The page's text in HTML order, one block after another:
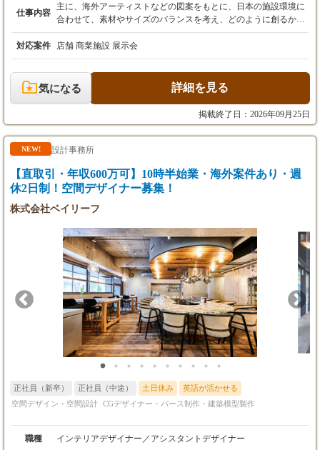
経験を考慮）
アシスタントデザイナー
月給28万円以上＋賞与（能力によりスタート金
額調整）
未経験アシスタント
月給24万円（能力によりスタート金額調整）
※年齢・経験を考慮の上、決定いたします。
※夜間立ち合い時は深夜手当を別途支給いたし
ただきます。その後、社員登用制度あり。
仕事内容
主に、海外アーティストなどの図案をもとに、日本の施設環境に
合わせて、素材やサイズのバランスを考え、どのように創るかを
設計し、プランを具現化させ設営まで携わります。 デザイン・設
計はもちろんのこと、クライアントとの打ち合わせから引き渡し
まで、理想をカタチにするまでをトータルでお手伝いできる仕事
です。 これまで培ってきた知識やスキルを活かして活躍していく
ことはもちろん、新しいフィールドに挑戦したい方も大歓迎で
す！ 今回は即戦力として、設計者を募集いたします。3Dソフト
ちしております！ 》 設計者 ◆デザイン・設計の実務経験があり
什器の図面が描ける方 ◆スケッチを解体し製作図面を作れる方
◆各種アプリケーションのスキルをお持ちの方 ◆これまでの経験
欲を持って取り組める方 経験者の方、お気軽に問い合わせくださ
い。 こちらではあまり写真を掲載できませんが、実際の施工事例
話ししましょう。
対応案件 店舗 商業施設 展示会
気になる 詳細を見る
掲載終了日：2026年09月25日
NEW! 設計事務所
【直取引・年収600万可】10時半始業・海外案件あり・週
休2日制！空間デザイナー募集！
株式会社ベイリーフ
正社員（新卒） 正社員（中途） 土日休み
英語が活かせる
空間デザイン・空間設計 CGデザイナー・パース制作・建築模型製作
職種 インテリアデザイナー／アシスタントデザイナー